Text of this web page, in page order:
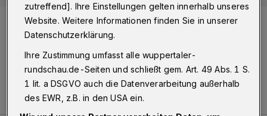
zutreffend]. Ihre Einstellungen gelten innerhalb unseres
Website. Weitere Informationen finden Sie in unserer
Datenschutzerklärung.
Ihre Zustimmung umfasst alle wuppertaler-
rundschau.de-Seiten und schließt gem. Art. 49 Abs. 1 S.
1 lit. a DSGVO auch die Datenverarbeitung außerhalb
des EWR, z.B. in den USA ein.